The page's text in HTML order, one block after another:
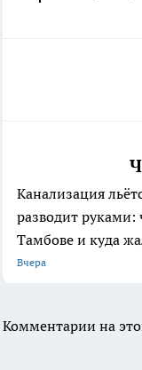
Канализация
разводит руками:
Тамбове и куда
Вчера
Комментарии на